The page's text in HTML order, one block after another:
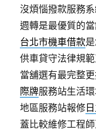
沒煩惱撥款服務
週轉是最優質的
台北市機車借款
供車貸守法律規
當舖選有最完整
際牌服務站生活
地區服務站報修
蓋比較維修工程